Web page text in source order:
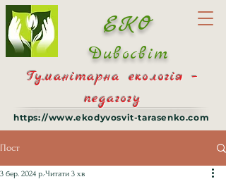
ЕКО
Дивосвіт
https://www.ekodyvosvit-tarasenko.com
Гуманітарна екологія –
педагогу
Пост
3 бер. 2024 р.Читати 3 хв